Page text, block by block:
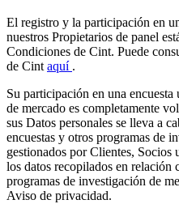
El registro y la participación en
nuestros Propietarios de panel
Condiciones de Cint. Puede
de Cintaquí .
Su participación en una
de mercado es completamente
sus Datos personales se lleva a
encuestas y otros programas de
gestionados por Clientes, Socios
los datos recopilados en relación
programas de investigación de
Aviso de privacidad.